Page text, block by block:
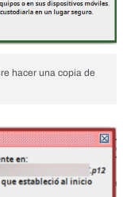
hacer una copia de